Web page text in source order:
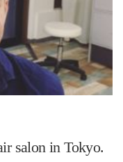
salon in Tokyo.